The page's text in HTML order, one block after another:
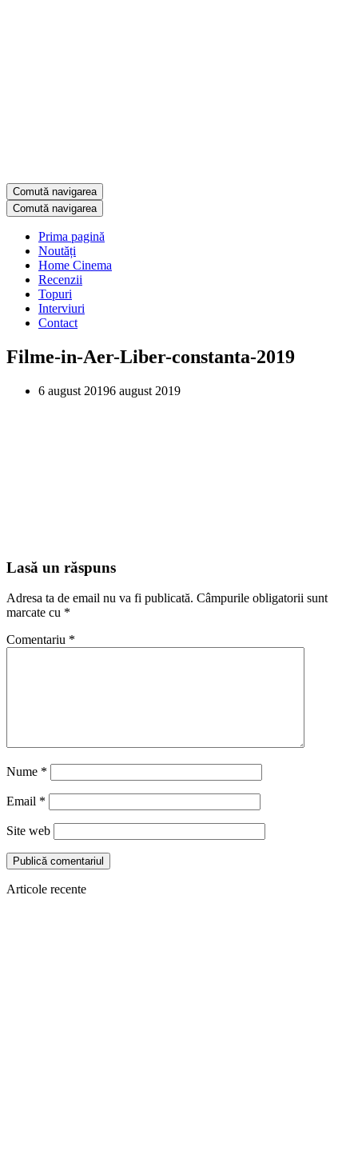
Comută navigarea
Comută navigarea
Prima pagină
Noutăți
Home Cinema
Recenzii
Topuri
Interviuri
Contact
Filme-in-Aer-Liber-constanta-2019
6 august 20196 august 2019
Lasă un răspuns
Adresa ta de email nu va fi publicată. Câmpurile obligatorii sunt
marcate cu *
Comentariu *
Nume *
Email *
Site web
Articole recente